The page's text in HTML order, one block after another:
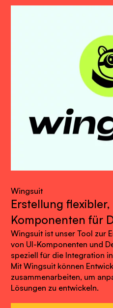
Wingsuit
Erstellung
Komponenten für
Wingsuit ist unser Tool zur
von UI-Komponenten und
speziell für die Integration
Mit Wingsuit können
zusammenarbeiten, um
Lösungen zu entwickeln.